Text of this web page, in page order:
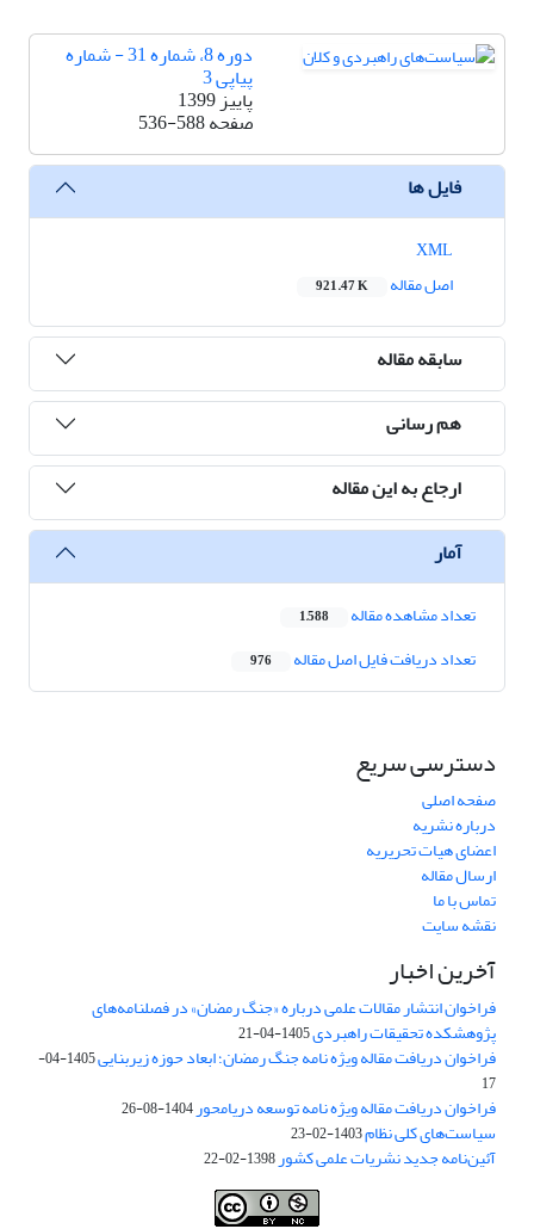
دوره 8، شماره 31 - شماره
پیاپی 3
پاییز 1399
صفحه536-588
فایل ها
اصل مقاله
921.47 K
سابقه مقاله
هم رسانی
ارجاع به این مقاله
آمار
تعداد مشاهده مقاله 1,588
تعداد دریافت فایل اصل مقاله 976
دسترسی سریع
صفحه اصلی
درباره نشریه
اعضای هیات تحریریه
ارسال مقاله
تماس با ما
نقشه سایت
آخرین اخبار
فراخوان انتشار مقالات علمی درباره «جنگ رمضان» در فصلنامه‌های
پژوهشکده تحقیقات راهبردی1405-04-21
فراخوان دریافت مقاله ویژه نامه جنگ رمضان؛ ابعاد حوزه زیربنایی
1405-04-
17
فراخوان دریافت مقاله ویژه نامه توسعه دریامحور1404-08-26
سیاست‌های کلی نظام1403-02-23
آئین‌نامه جدید نشریات علمی کشور1398-02-22